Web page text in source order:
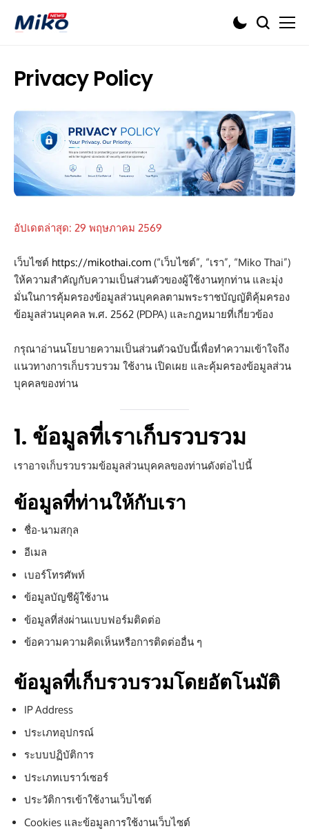
Privacy Policy
อัปเดตล่าสุด: 29 พฤษภาคม 2569
เว็บไซต์ https://mikothai.com (“เว็บไซต์”, “เรา”, “Miko Thai”)
ให้ความสำคัญกับความเป็นส่วนตัวของผู้ใช้งานทุกท่าน และมุ่ง
มั่นในการคุ้มครองข้อมูลส่วนบุคคลตามพระราชบัญญัติคุ้มครอง
ข้อมูลส่วนบุคคล พ.ศ. 2562 (PDPA) และกฎหมายที่เกี่ยวข้อง
กรุณาอ่านนโยบายความเป็นส่วนตัวฉบับนี้เพื่อทำความเข้าใจถึง
แนวทางการเก็บรวบรวม ใช้งาน เปิดเผย และคุ้มครองข้อมูลส่วน
บุคคลของท่าน
1. ข้อมูลที่เราเก็บรวบรวม
เราอาจเก็บรวบรวมข้อมูลส่วนบุคคลของท่านดังต่อไปนี้
ข้อมูลที่ท่านให้กับเรา
ชื่อ-นามสกุล
อีเมล
เบอร์โทรศัพท์
ข้อมูลบัญชีผู้ใช้งาน
ข้อมูลที่ส่งผ่านแบบฟอร์มติดต่อ
ข้อความความคิดเห็นหรือการติดต่ออื่น ๆ
ข้อมูลที่เก็บรวบรวมโดยอัตโนมัติ
IP Address
ประเภทอุปกรณ์
ระบบปฏิบัติการ
ประเภทเบราว์เซอร์
ประวัติการเข้าใช้งานเว็บไซต์
Cookies และข้อมูลการใช้งานเว็บไซต์